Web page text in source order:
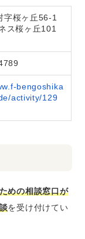
字桜ヶ丘56-1
ス桜ヶ丘101
bengoshika
activity/129
めの相談窓口が
を受け付けてい